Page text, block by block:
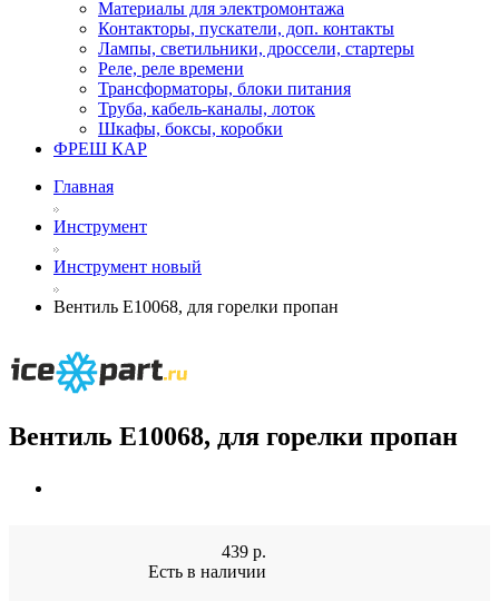
Материалы для электромонтажа
Контакторы, пускатели, доп. контакты
Лампы, светильники, дроссели, стартеры
Реле, реле времени
Трансформаторы, блоки питания
Труба, кабель-каналы, лоток
Шкафы, боксы, коробки
ФРЕШ КАР
Главная
Инструмент
Инструмент новый
Вентиль Е10068, для горелки пропан
Вентиль Е10068, для горелки пропан
439 р.
Есть в наличии